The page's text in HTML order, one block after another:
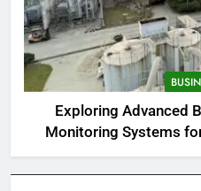
Exploring Advanced
Monitoring Systems